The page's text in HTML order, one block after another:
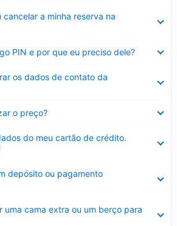
cancelar a minha reserva na
PIN e por que eu preciso dele?
os dados de contato da
o preço?
do meu cartão de crédito.
depósito ou pagamento
uma cama extra ou um berço para